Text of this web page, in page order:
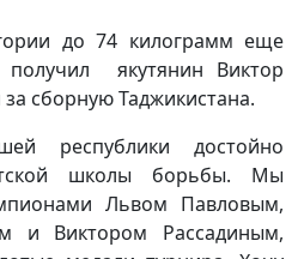
до 74 килограмм еще
якутянин Виктор
сборную Таджикистана.
республики достойно
школы борьбы. Мы
Львом Павловым,
и Виктором Рассадиным,